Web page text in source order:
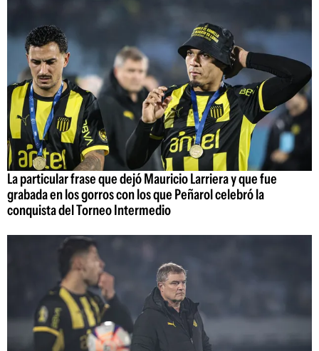
La particular frase que dejó Mauricio Larriera y que fue
grabada en los gorros con los que Peñarol celebró la
conquista del Torneo Intermedio